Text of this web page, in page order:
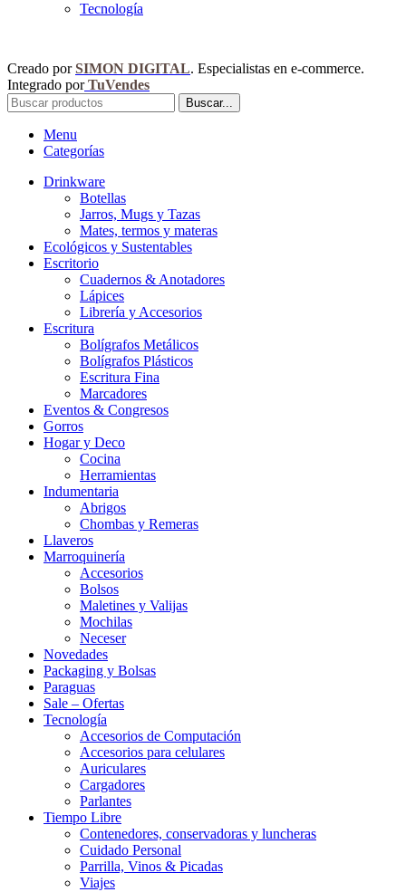
Tecnología
Creado porSIMON DIGITAL. Especialistas en e-commerce.
Integrado porTuVendes
Buscar...
Menu
Categorías
Drinkware
Botellas
Jarros, Mugs y Tazas
Mates, termos y materas
Ecológicos y Sustentables
Escritorio
Cuadernos & Anotadores
Lápices
Librería y Accesorios
Escritura
Bolígrafos Metálicos
Bolígrafos Plásticos
Escritura Fina
Marcadores
Eventos & Congresos
Gorros
Hogar y Deco
Cocina
Herramientas
Indumentaria
Abrigos
Chombas y Remeras
Llaveros
Marroquinería
Accesorios
Bolsos
Maletines y Valijas
Mochilas
Neceser
Novedades
Packaging y Bolsas
Paraguas
Sale – Ofertas
Tecnología
Accesorios de Computación
Accesorios para celulares
Auriculares
Cargadores
Parlantes
Tiempo Libre
Contenedores, conservadoras y luncheras
Cuidado Personal
Parrilla, Vinos & Picadas
Viajes